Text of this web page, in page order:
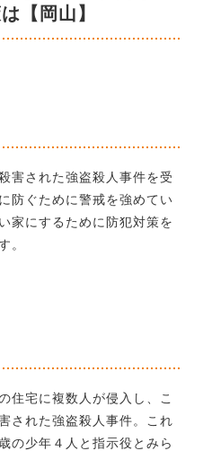
【岡山】
害された強盗殺人事件を受
防ぐために警戒を強めてい
家にするために防犯対策を
。
住宅に複数人が侵入し、こ
された強盗殺人事件。これ
の少年４人と指示役とみら